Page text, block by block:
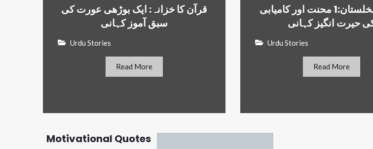
قرآن کا خزانہ: ایک بوڑھی عورت کی
سبق آموز کہانی
Urdu Stories
Read More
عزم کا نخلستان:1 محنت اور کامیابی
حیرت انگیز کہانی
Urdu Stories
Read More
Motivational Quotes